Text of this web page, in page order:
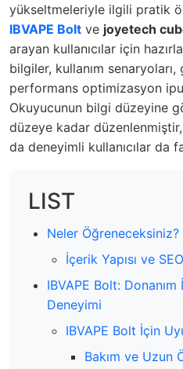
yükseltmeleriyle ilgili pratik
IBVAPE Bolt ve joyetech
arayan kullanıcılar için
bilgiler, kullanım senaryoları,
performans optimizasyon
Okuyucunun bilgi düzeyine
düzeye kadar
da deneyimli kullanıcılar da
LIST
Neler Öğreneceksiniz?
İçerik Yapısı ve
IBVAPE Bolt:
Deneyimi
IBVAPE Bolt İçin
Bakım ve Uzun